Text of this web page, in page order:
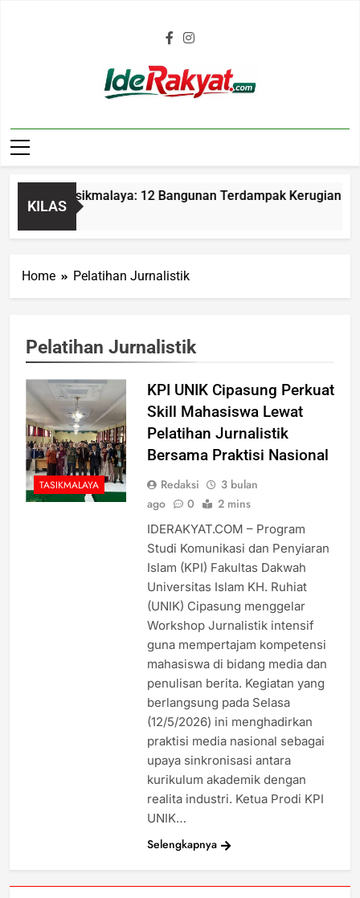
Iderakyat.com
KILAS
Tasikmalaya: 12 Bangunan Terdampak Kerugian
Home Pelatihan Jurnalistik
Pelatihan Jurnalistik
TASIKMALAYA
KPI UNIK Cipasung Perkuat
Skill Mahasiswa Lewat
Pelatihan Jurnalistik
Bersama Praktisi Nasional
Redaksi
3 bulan
ago
0 2 mins
IDERAKYAT.COM – Program
Studi Komunikasi dan Penyiaran
Islam (KPI) Fakultas Dakwah
Universitas Islam KH. Ruhiat
(UNIK) Cipasung menggelar
Workshop Jurnalistik intensif
guna mempertajam kompetensi
mahasiswa di bidang media dan
penulisan berita. Kegiatan yang
berlangsung pada Selasa
(12/5/2026) ini menghadirkan
praktisi media nasional sebagai
upaya sinkronisasi antara
kurikulum akademik dengan
realita industri. Ketua Prodi KPI
UNIK…
Selengkapnya